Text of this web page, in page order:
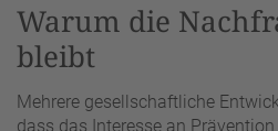
Warum die
bleibt
Mehrere gesellschaftliche
dass das Interesse an